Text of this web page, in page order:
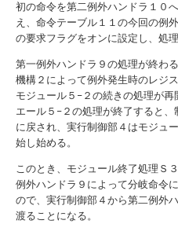
初の命令を第二例外ハンドラ１０
え、命令テーブル１１の今回の例
の要求フラグをオンに設定し、処理
第一例外ハンドラ９の処理が終わ
機構２によって例外発生時のレジ
モジュール５−２の続きの処理が再
エール５−２の処理が終了すると、
に戻され、実行制御部４はモジュ
始し始める。
このとき、モジュール終了処理Ｓ
例外ハンドラ９によって分岐命令
ので、実行制御部４から第二例外
渡ることになる。